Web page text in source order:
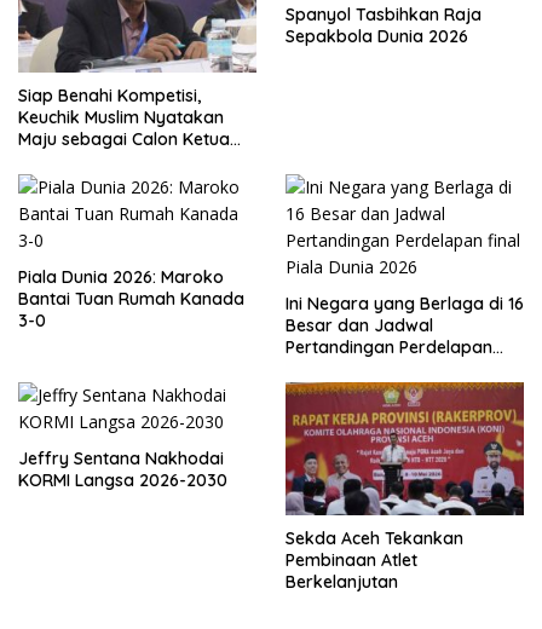
Siap Benahi Kompetisi,
Keuchik Muslim Nyatakan
Maju sebagai Calon Ketua
Spanyol Tasbihkan Raja
Sepakbola Dunia 2026
Piala Dunia 2026: Maroko
Bantai Tuan Rumah Kanada
3-0
Ini Negara yang Berlaga di 16
Besar dan Jadwal
Pertandingan Perdelapan
Jeffry Sentana Nakhodai
KORMI Langsa 2026-2030
Sekda Aceh Tekankan
Pembinaan Atlet
Berkelanjutan